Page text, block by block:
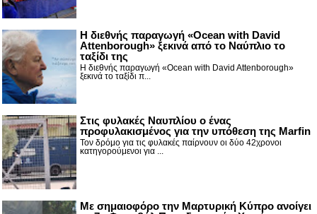
Η διεθνής παραγωγή «Ocean with David
Attenborough» ξεκινά από το Ναύπλιο το
ταξίδι της
Η διεθνής παραγωγή «Ocean with David Attenborough»
ξεκινά το ταξίδι π...
Στις φυλακές Ναυπλίου ο ένας
προφυλακισμένος για την υπόθεση της Marfin
Τον δρόμο για τις φυλακές παίρνουν οι δύο 42χρονοι
κατηγορούμενοι για ...
Με σημαιοφόρο την Μαρτυρική Κύπρο ανοίγει